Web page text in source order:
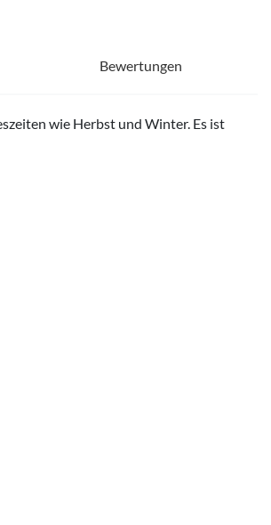
Bewertungen
wie Herbst und Winter. Es ist